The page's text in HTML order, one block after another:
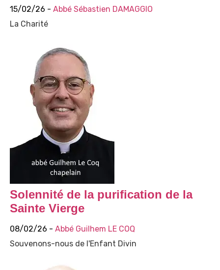
15/02/26 - Abbé Sébastien DAMAGGIO
La Charité
Solennité de la purification de la
Sainte Vierge
08/02/26 - Abbé Guilhem LE COQ
Souvenons-nous de l'Enfant Divin